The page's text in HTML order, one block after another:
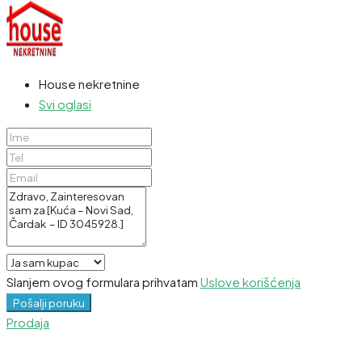
House nekretnine
Svi oglasi
Slanjem ovog formulara prihvatam Uslove korišćenja
Pošalji poruku
Prodaja